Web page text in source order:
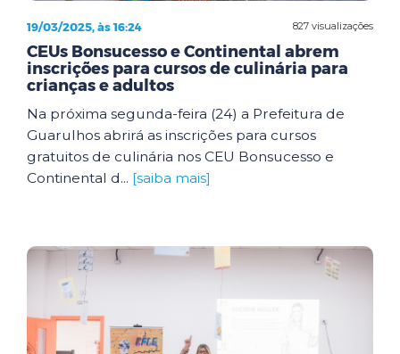
827 visualizações
19/03/2025, às 16:24
CEUs Bonsucesso e Continental abrem
inscrições para cursos de culinária para
crianças e adultos
Na próxima segunda-feira (24) a Prefeitura de
Guarulhos abrirá as inscrições para cursos
gratuitos de culinária nos CEU Bonsucesso e
Continental d... [saiba mais]